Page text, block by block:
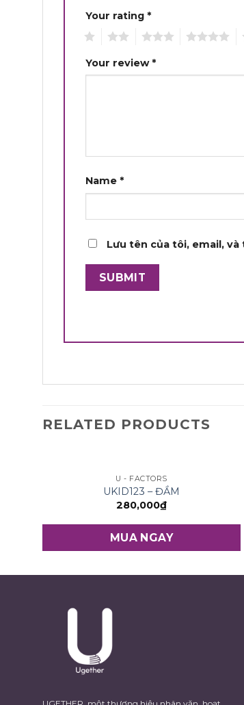
Your rating *
Your review*
Name *
Lưu tên của tôi, email,
RELATED PRODUCTS
U - FACTORS
UKID123 – ĐẦM
280,000₫
MUA NGAY